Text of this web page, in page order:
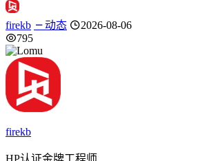
firekb 动态
2026-08-06
795
firekb
HP认证金牌工程师